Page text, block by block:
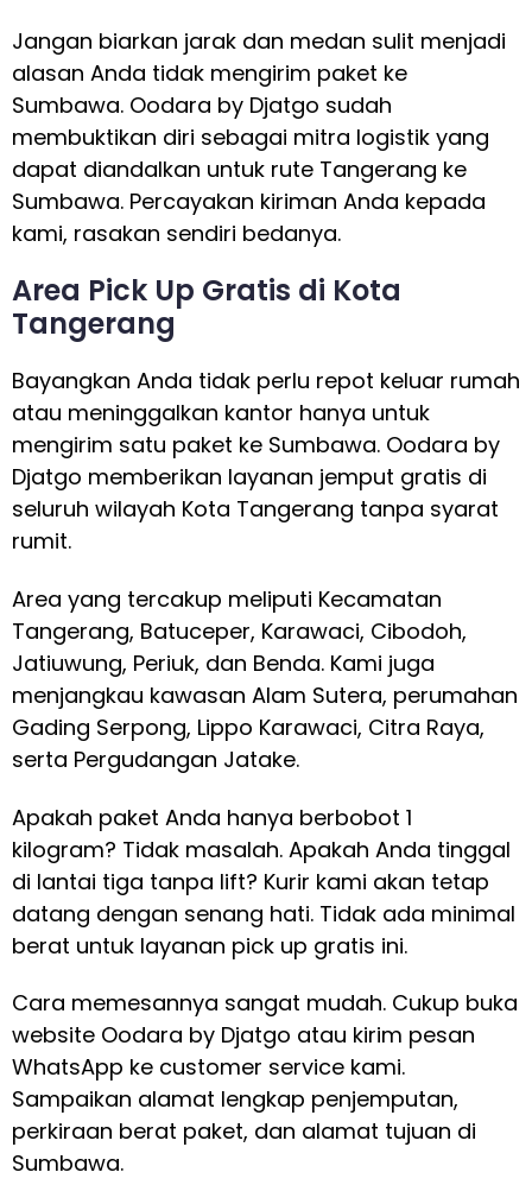
Jangan biarkan jarak dan medan sulit menjadi
alasan Anda tidak mengirim paket ke
Sumbawa. Oodara by Djatgo sudah
membuktikan diri sebagai mitra logistik yang
dapat diandalkan untuk rute Tangerang ke
Sumbawa. Percayakan kiriman Anda kepada
kami, rasakan sendiri bedanya.
Area Pick Up Gratis di Kota
Tangerang
Bayangkan Anda tidak perlu repot keluar rumah
atau meninggalkan kantor hanya untuk
mengirim satu paket ke Sumbawa. Oodara by
Djatgo memberikan layanan jemput gratis di
seluruh wilayah Kota Tangerang tanpa syarat
rumit.
Area yang tercakup meliputi Kecamatan
Tangerang, Batuceper, Karawaci, Cibodoh,
Jatiuwung, Periuk, dan Benda. Kami juga
menjangkau kawasan Alam Sutera, perumahan
Gading Serpong, Lippo Karawaci, Citra Raya,
serta Pergudangan Jatake.
Apakah paket Anda hanya berbobot 1
kilogram? Tidak masalah. Apakah Anda tinggal
di lantai tiga tanpa lift? Kurir kami akan tetap
datang dengan senang hati. Tidak ada minimal
berat untuk layanan pick up gratis ini.
Cara memesannya sangat mudah. Cukup buka
website Oodara by Djatgo atau kirim pesan
WhatsApp ke customer service kami.
Sampaikan alamat lengkap penjemputan,
perkiraan berat paket, dan alamat tujuan di
Sumbawa.